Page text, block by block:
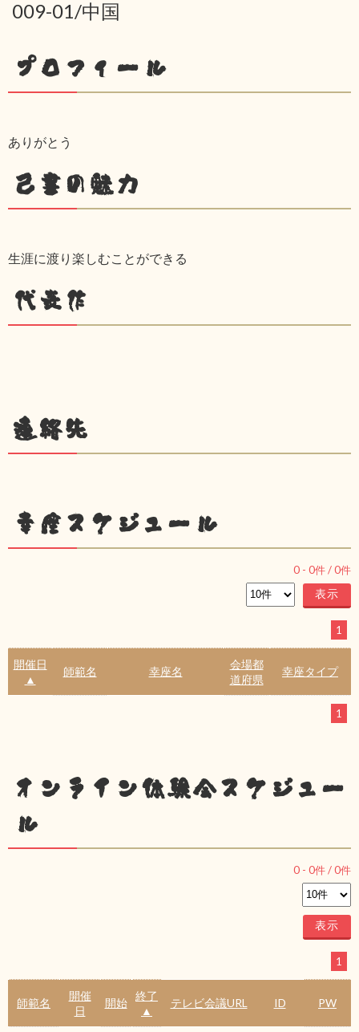
009-01/中国
プロフィール
ありがとう
己書の魅力
生涯に渡り楽しむことができる
代表作
連絡先
幸座スケジュール
0 - 0件 /0件
1
開催日
▲
師範名 幸座名
会場都
道府県
幸座タイプ
1
オンライン体験会スケジュー
ル
0 - 0件 /0件
1
師範名
開催
日
開始
終了
▲
テレビ会議URL ID PW